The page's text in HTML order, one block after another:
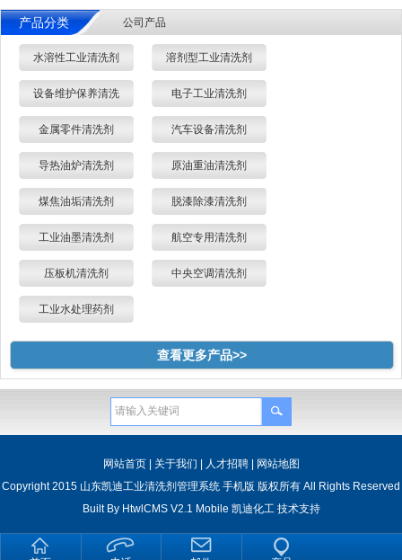
产品分类 公司产品
水溶性工业清洗剂 溶剂型工业清洗剂
设备维护保养清洗 电子工业清洗剂
金属零件清洗剂 汽车设备清洗剂
导热油炉清洗剂 原油重油清洗剂
煤焦油垢清洗剂 脱漆除漆清洗剂
工业油墨清洗剂 航空专用清洗剂
压板机清洗剂 中央空调清洗剂
工业水处理药剂
查看更多产品>>
网站首页| 关于我们 | 人才招聘| 网站地图
Copyright 2015 山东凯迪工业清洗剂管理系统 手机版 版权所有 All Rights Reserved
Built By HtwlCMS V2.1 Mobile 凯迪化工 技术支持